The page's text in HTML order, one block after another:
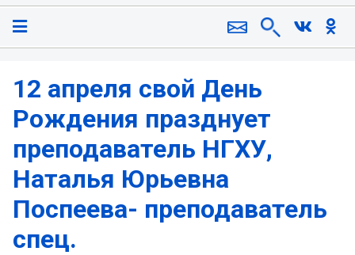
12 апреля свой День
Рождения празднует
преподаватель НГХУ,
Наталья Юрьевна
Поспеева- преподаватель
спец.